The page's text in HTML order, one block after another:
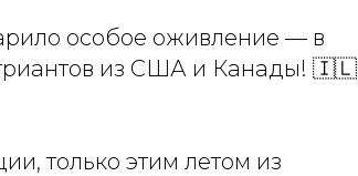
особое оживление — в
из США и Канады! 🇮🇱
только этим летом из